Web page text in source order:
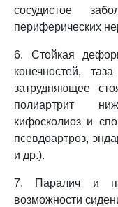
сосудистое
периферических
6. Стойкая
конечностей,
затрудняющее
полиартрит
кифосколиоз и
псевдоартроз,
и др.).
7. Паралич и
возможности